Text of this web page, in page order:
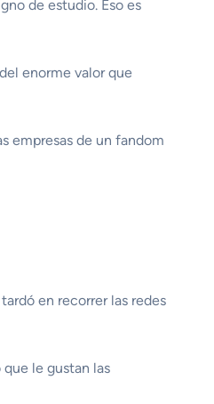
de estudio. Eso es
enorme valor que
empresas de un fandom
en recorrer las redes
le gustan las